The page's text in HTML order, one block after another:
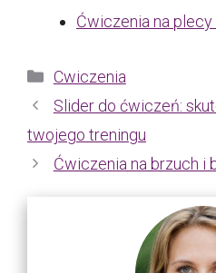
Ćwiczenia na
Kategorie
Cwiczenia
Slider do ćwiczeń:
twojego treningu
Ćwiczenia na brzuch i